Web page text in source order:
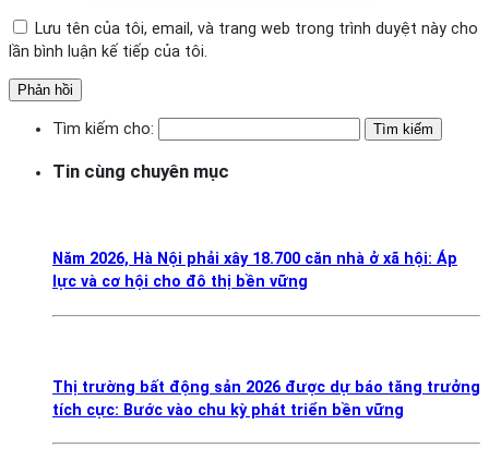
Lưu tên của tôi, email, và trang web trong trình duyệt này cho
lần bình luận kế tiếp của tôi.
Tìm kiếm cho:
Tin cùng chuyên mục
Năm 2026, Hà Nội phải xây 18.700 căn nhà ở xã hội: Áp
lực và cơ hội cho đô thị bền vững
Thị trường bất động sản 2026 được dự báo tăng trưởng
tích cực: Bước vào chu kỳ phát triển bền vững